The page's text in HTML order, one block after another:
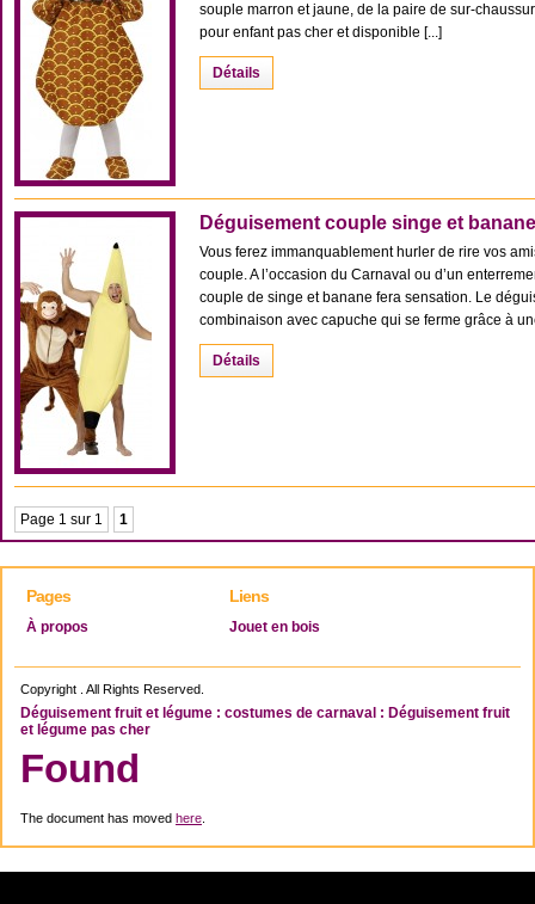
souple marron et jaune, de la paire de sur-
pour enfant pas cher et disponible [...]
Détails
Déguisement couple singe et banane
Vous ferez immanquablement hurler de rire vos
couple. A l’occasion du Carnaval ou d’un
couple de singe et banane fera sensation. Le
combinaison avec capuche qui se ferme grâce à
Détails
Page 1 sur 1 1
Pages
À propos
Liens
Jouet en bois
Copyright . All Rights Reserved.
Déguisement fruit et légume : costumes de carnaval : Déguisement fruit
et légume pas cher
Found
The document has moved here